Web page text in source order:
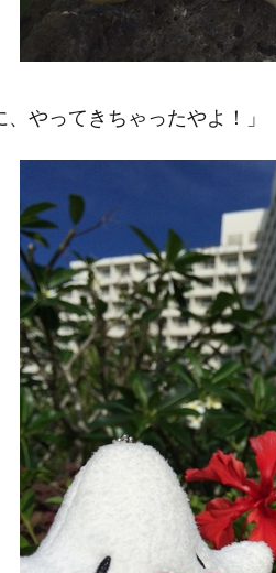
やってきちゃったやよ！」